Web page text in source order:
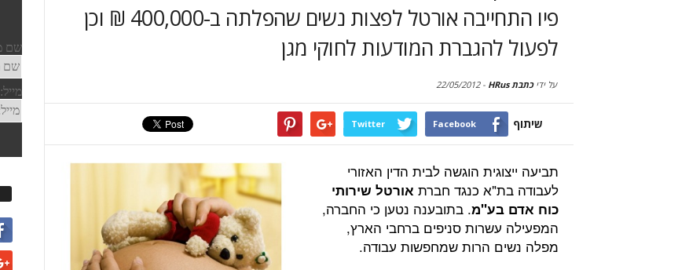
פיו התחייבה אורטל לפצות נשים שהפלתה ב-400,000 ₪ וכן
לפעול להגברת המודעות לחוקי מגן
על ידיכתבת HRus -
22/05/2012
שיתוף Facebook
Twitter
תביעה ייצוגית הוגשה לבית הדין האזורי
לעבודה בת"א כנגד חברת אורטל שירותי
כוח אדם בע"מ. בתובענה נטען כי החברה,
המפעילה עשרות סניפים ברחבי הארץ,
מפלה נשים הרות שמחפשות עבודה.